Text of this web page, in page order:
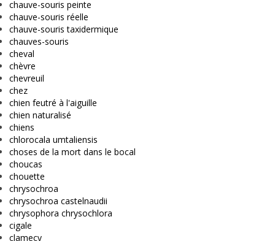
chauve-souris peinte
chauve-souris réelle
chauve-souris taxidermique
chauves-souris
cheval
chèvre
chevreuil
chez
chien feutré à l'aiguille
chien naturalisé
chiens
chlorocala umtaliensis
choses de la mort dans le bocal
choucas
chouette
chrysochroa
chrysochroa castelnaudii
chrysophora chrysochlora
cigale
clamecy